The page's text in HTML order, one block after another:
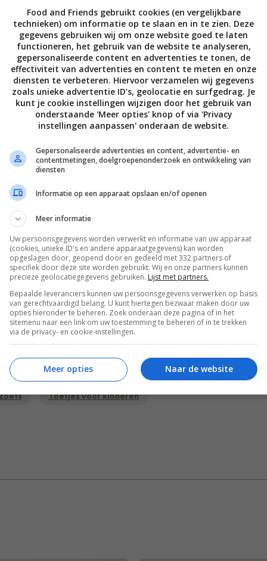
in het midden van de helft van de rondjes. Leg alle
bakplaten en bak de koekjes 10–12 minuten in de oven
zijn. Bak ze niet te lang, want dan worden ze te hard.
afkoelen op een rooster. Bestrooi ze met de fijne
afgekoelde koekjes op elkaar met een theelepeltje jam als
met opening komen boven op de koekjes zonder opening.
luchtdichte trommel.
6 g vet (3,7 g verzadigd), 1,2 g eiwit, 15,3 g
Bewaar
Bakrecepten voor kinderen Gangen
High tea recepten Kinderrecepten
voor kinderen Nagerecht Recept van de dag
Toetjes voor kinderen
Food and Friends gebruikt cookies (en vergelijkbare
technieken) om informatie op te slaan en in te zien. Deze
gegevens gebruiken wij om onze website goed te laten
functioneren, het gebruik van de website te analyseren,
gepersonaliseerde content en advertenties te tonen, de
effectiviteit van advertenties en content te meten en onze
diensten te verbeteren. Hiervoor verzamelen wij gegevens
zoals unieke advertentie ID’s, geolocatie en surfgedrag. Je
kunt je cookie instellingen wijzigen door het gebruik van
onderstaande 'Meer opties' knop of via 'Privacy
instellingen aanpassen' onderaan de website.
Gepersonaliseerde advertenties en content, advertentie- en
contentmetingen, doelgroepenonderzoek en ontwikkeling van
diensten
Informatie op een apparaat opslaan en/of openen
Meer informatie
Uw persoonsgegevens worden verwerkt en informatie van uw apparaat
(cookies, unieke ID's en andere apparaatgegevens) kan worden
opgeslagen door, geopend door en gedeeld met 332 partners of
specifiek door deze site worden gebruikt. Wij en onze partners kunnen
precieze geolocatiegegevens gebruiken. Lijst met partners.
Bepaalde leveranciers kunnen uw persoonsgegevens verwerken op basis
van gerechtvaardigd belang. U kunt hiertegen bezwaar maken door uw
opties hieronder te beheren. Zoek onderaan deze pagina of in het
sitemenu naar een link om uw toestemming te beheren of in te trekken
via de privacy- en cookie-instellingen.
Naar de website
Meer opties